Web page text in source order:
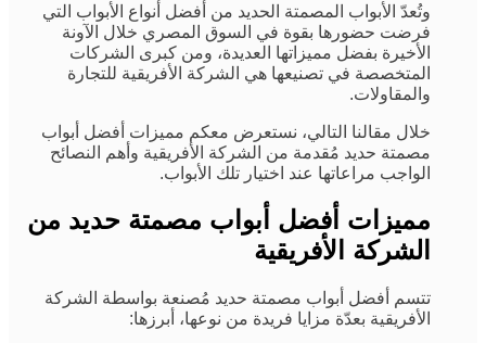
وتُعدّ الأبواب المصمتة الحديد من أفضل أنواع الأبواب التي
فرضت حضورها بقوة في السوق المصري خلال الآونة
الأخيرة بفضل مميزاتها العديدة، ومن كبرى الشركات
المتخصصة في تصنيعها هي الشركة الأفريقية للتجارة
والمقاولات.
خلال مقالنا التالي، نستعرض معكم مميزات أفضل أبواب
مصمتة حديد مُقدمة من الشركة الأفريقية وأهم النصائح
الواجب مراعاتها عند اختيار تلك الأبواب.
مميزات أفضل أبواب مصمتة حديد من
الشركة الأفريقية
تتسم أفضل أبواب مصمتة حديد مُصنعة بواسطة الشركة
الأفريقية بعدّة مزايا فريدة من نوعها، أبرزها: